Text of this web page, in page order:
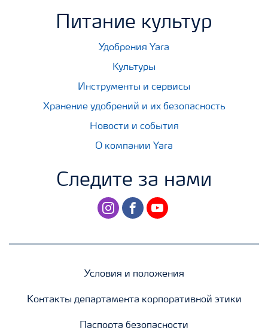
Питание культур
Удобрения Yara
Культуры
Инструменты и сервисы
Хранение удобрений и их безопасность
Новости и события
О компании Yara
Следите за нами
instagramfacebookyoutube
Условия и положения
Контакты департамента корпоративной этики
Паспорта безопасности